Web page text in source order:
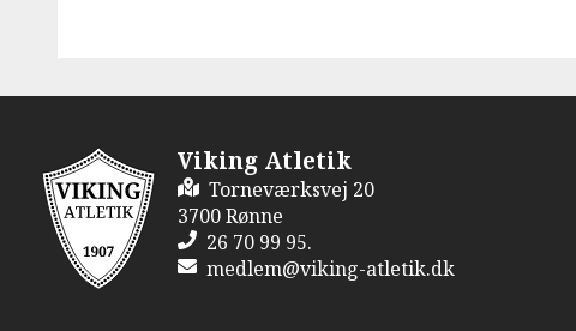
Viking Atletik
Torneværksvej 20
3700 Rønne
26 70 99 95.
medlem@viking-atletik.dk